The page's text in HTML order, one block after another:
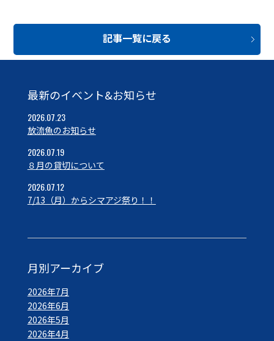
記事一覧に戻る
最新のイベント&お知らせ
2026.07.23
放流魚のお知らせ
2026.07.19
８月の貸切について
2026.07.12
7/13（月）からシマアジ祭り！！
月別アーカイブ
2026年7月
2026年6月
2026年5月
2026年4月